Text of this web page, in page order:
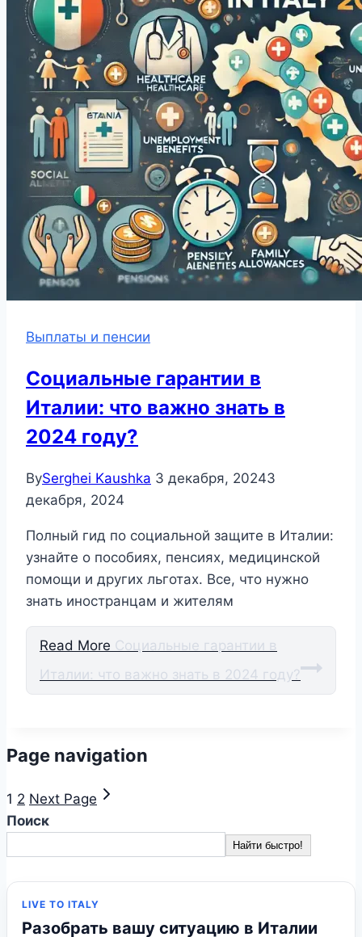
Выплаты и пенсии
Социальные гарантии в
Италии: что важно знать в
2024 году?
BySerghei Kaushka 3 декабря, 20243
декабря, 2024
Полный гид по социальной защите в Италии:
узнайте о пособиях, пенсиях, медицинской
помощи и других льготах. Все, что нужно
знать иностранцам и жителям
Read More Социальные гарантии в
Италии: что важно знать в 2024 году?
Page navigation
1 2 Next Page
Поиск
Найти быстро!
LIVE TO ITALY
Разобрать вашу ситуацию в Италии